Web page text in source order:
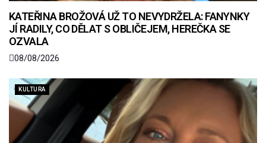
KATEŘINA BROŽOVÁ UŽ TO NEVYDRŽELA: FANYNKY
JÍ RADILY, CO DĚLAT S OBLIČEJEM, HEREČKA SE
OZVALA
08/08/2026
KULTURA